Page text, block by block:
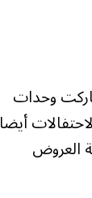
وحدات
أيضا
العروض